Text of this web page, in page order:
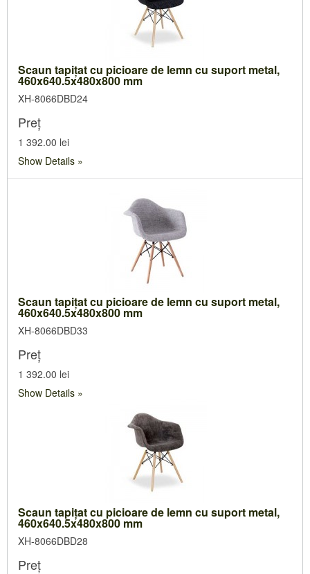
Scaun tapiţat cu picioare de lemn cu suport metal,
460x640.5x480x800 mm
XH-8066DBD24
Preț
1 392.00 lei
Show Details
Scaun tapiţat cu picioare de lemn cu suport metal,
460x640.5x480x800 mm
XH-8066DBD33
Preț
1 392.00 lei
Show Details
Scaun tapiţat cu picioare de lemn cu suport metal,
460x640.5x480x800 mm
XH-8066DBD28
Preț